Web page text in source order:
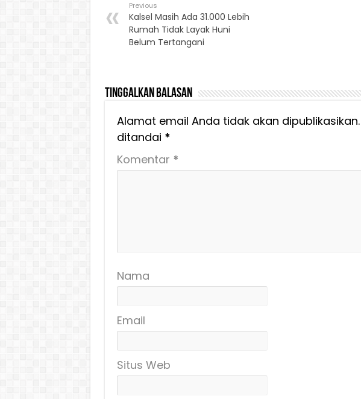
Previous
Kalsel Masih Ada 31.000 Lebih
Rumah Tidak Layak Huni
Belum Tertangani
Tinggalkan Balasan
Alamat email Anda tidak akan dipublikasikan.
ditandai *
Komentar *
Nama
Email
Situs Web